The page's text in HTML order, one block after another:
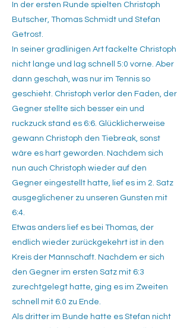
In der ersten Runde spielten Christoph
Butscher, Thomas Schmidt und Stefan
Getrost.
In seiner gradlinigen Art fackelte Christoph
nicht lange und lag schnell 5:0 vorne. Aber
dann geschah, was nur im Tennis so
geschieht. Christoph verlor den Faden, der
Gegner stellte sich besser ein und
ruckzuck stand es 6:6. Glücklicherweise
gewann Christoph den Tiebreak, sonst
wäre es hart geworden. Nachdem sich
nun auch Christoph wieder auf den
Gegner eingestellt hatte, lief es im 2. Satz
ausgeglichener zu unseren Gunsten mit
6:4.
Etwas anders lief es bei Thomas, der
endlich wieder zurückgekehrt ist in den
Kreis der Mannschaft. Nachdem er sich
den Gegner im ersten Satz mit 6:3
zurechtgelegt hatte, ging es im Zweiten
schnell mit 6:0 zu Ende.
Als dritter im Bunde hatte es Stefan nicht